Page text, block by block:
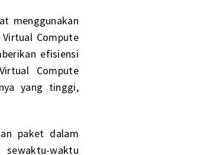
menggunakan
Compute
efisiensi
Compute
yang tinggi,
paket dalam
waktu